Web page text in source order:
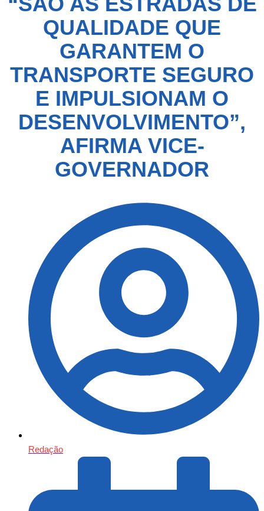
QUALIDADE QUE
GARANTEM O
TRANSPORTE SEGURO
E IMPULSIONAM O
DESENVOLVIMENTO”,
AFIRMA VICE-
GOVERNADOR
Redação